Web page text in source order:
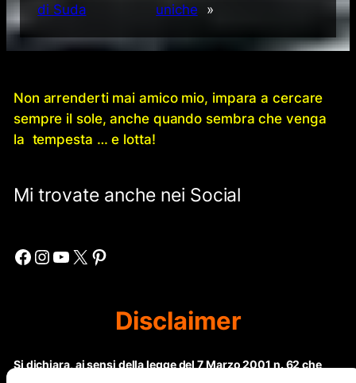
di Suda
uniche
»
Non arrenderti mai amico mio, impara a cercare
sempre il sole, anche quando sembra che venga
la tempesta … e lotta!
Mi trovate anche nei Social
Facebook Instagram YouTube X Pinterest
Disclaimer
Si dichiara, ai sensi della legge del 7 Marzo 2001 n. 62 che